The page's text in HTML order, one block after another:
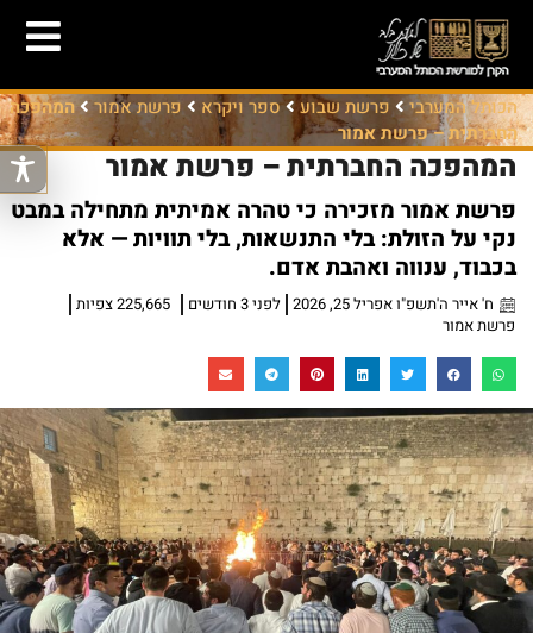
הכותל המערבי פרשת שבוע ספר ויקרא פרשת אמור
המהפכה
החברתית – פרשת אמור
המהפכה החברתית – פרשת אמור
פרשת אמור מזכירה כי טהרה אמיתית מתחילה במבט
נקי על הזולת: בלי התנשאות, בלי תוויות — אלא
בכבוד, ענווה ואהבת אדם.
ח' אייר ה'תשפ"ו אפריל 25, 2026 לפני 3 חודשים
225,665 צפיות
פרשת אמור